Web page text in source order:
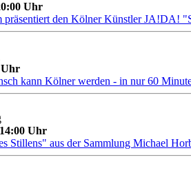
Uhr
präsentiert den Kölner Künstler JA!DA!
Uhr
kann Kölner werden - in nur 60
Uhr
Stillens" aus der Sammlung Michael